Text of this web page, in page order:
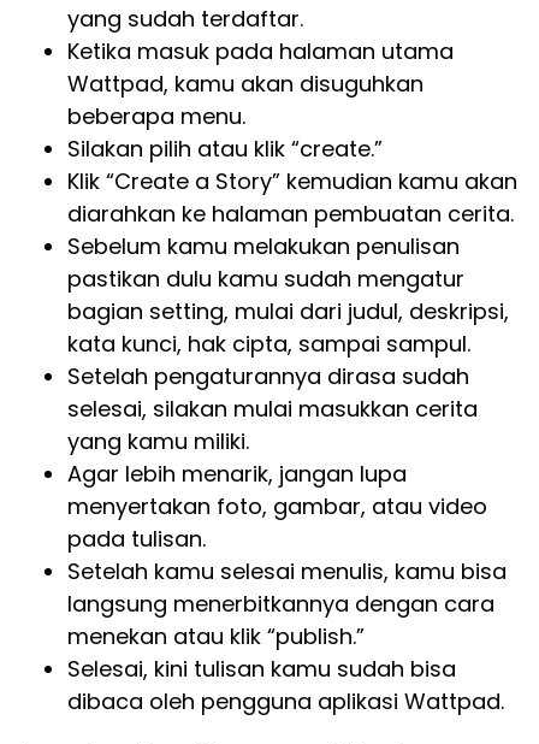
yang sudah terdaftar.
Ketika masuk pada halaman utama
Wattpad, kamu akan disuguhkan
beberapa menu.
Silakan pilih atau klik “create.”
Klik “Create a Story” kemudian kamu akan
diarahkan ke halaman pembuatan cerita.
Sebelum kamu melakukan penulisan
pastikan dulu kamu sudah mengatur
bagian setting, mulai dari judul, deskripsi,
kata kunci, hak cipta, sampai sampul.
Setelah pengaturannya dirasa sudah
selesai, silakan mulai masukkan cerita
yang kamu miliki.
Agar lebih menarik, jangan lupa
menyertakan foto, gambar, atau video
pada tulisan.
Setelah kamu selesai menulis, kamu bisa
langsung menerbitkannya dengan cara
menekan atau klik “publish.”
Selesai, kini tulisan kamu sudah bisa
dibaca oleh pengguna aplikasi Wattpad.